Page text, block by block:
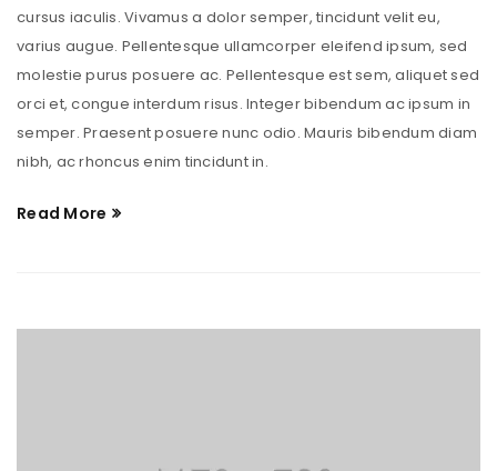
cursus iaculis. Vivamus a dolor semper, tincidunt velit eu,
varius augue. Pellentesque ullamcorper eleifend ipsum, sed
molestie purus posuere ac. Pellentesque est sem, aliquet sed
orci et, congue interdum risus. Integer bibendum ac ipsum in
semper. Praesent posuere nunc odio. Mauris bibendum diam
nibh, ac rhoncus enim tincidunt in.
Read More